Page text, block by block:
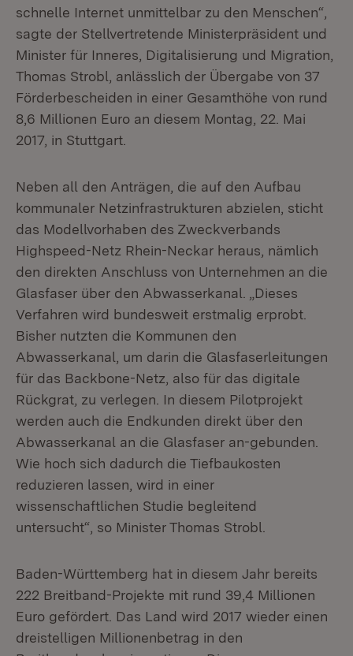
schnelle Internet unmittelbar zu den Menschen“,
sagte der Stellvertretende Ministerpräsident und
Minister für Inneres, Digitalisierung und Migration,
Thomas Strobl, anlässlich der Übergabe von 37
Förderbescheiden in einer Gesamthöhe von rund
8,6 Millionen Euro an diesem Montag, 22. Mai
2017, in Stuttgart.
Neben all den Anträgen, die auf den Aufbau
kommunaler Netzinfrastrukturen abzielen, sticht
das Modellvorhaben des Zweckverbands
Highspeed-Netz Rhein-Neckar heraus, nämlich
den direkten Anschluss von Unternehmen an die
Glasfaser über den Abwasserkanal. „Dieses
Verfahren wird bundesweit erstmalig erprobt.
Bisher nutzten die Kommunen den
Abwasserkanal, um darin die Glasfaserleitungen
für das Backbone-Netz, also für das digitale
Rückgrat, zu verlegen. In diesem Pilotprojekt
werden auch die Endkunden direkt über den
Abwasserkanal an die Glasfaser an-gebunden.
Wie hoch sich dadurch die Tiefbaukosten
reduzieren lassen, wird in einer
wissenschaftlichen Studie begleitend
untersucht“, so Minister Thomas Strobl.
Baden-Württemberg hat in diesem Jahr bereits
222 Breitband-Projekte mit rund 39,4 Millionen
Euro gefördert. Das Land wird 2017 wieder einen
dreistelligen Millionenbetrag in den